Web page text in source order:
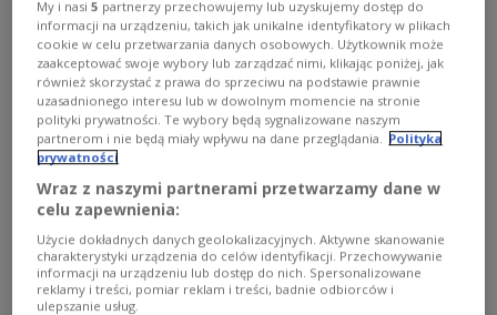
się po 2020 roku o organizację letnich igrzysk
olimpijskich.
Zobacz więcej na temat:igrzyska olimpijskie kurort
Moskwa
Piłka nożna Rosja
My i nasi5 partnerzy przechowujemy lub uzyskujemy dostęp do
informacji na urządzeniu, takich jak unikalne identyfikatory w plikach
cookie w celu przetwarzania danych osobowych. Użytkownik może
zaakceptować swoje wybory lub zarządzać nimi, klikając poniżej, jak
również skorzystać z prawa do sprzeciwu na podstawie prawnie
uzasadnionego interesu lub w dowolnym momencie na stronie
polityki prywatności. Te wybory będą sygnalizowane naszym
partnerom i nie będą miały wpływu na dane przeglądania.
Polityka
prywatności
Wraz z naszymi partnerami przetwarzamy dane w
celu zapewnienia:
Użycie dokładnych danych geolokalizacyjnych. Aktywne skanowanie
charakterystyki urządzenia do celów identyfikacji. Przechowywanie
informacji na urządzeniu lub dostęp do nich. Spersonalizowane
reklamy i treści, pomiar reklam i treści, badnie odbiorców i
ulepszanie usług.